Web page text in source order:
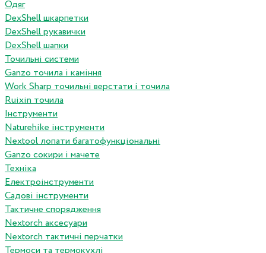
Одяг
DexShell шкарпетки
DexShell рукавички
DexShell шапки
Точильні системи
Ganzo точила і каміння
Work Sharp точильні верстати і точила
Ruixin точила
Інструменти
Naturehike інструменти
Nextool лопати багатофункціональні
Ganzo сокири і мачете
Техніка
Електроінструменти
Садові інструменти
Тактичне спорядження
Nextorch аксесуари
Nextorch тактичні перчатки